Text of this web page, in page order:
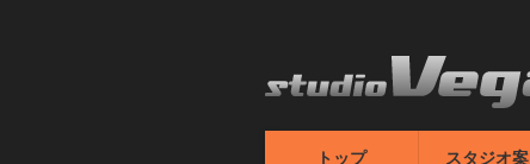
トップ スタジオ